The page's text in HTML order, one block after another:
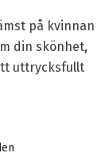
på kvinnan
din skönhet,
uttrycksfullt